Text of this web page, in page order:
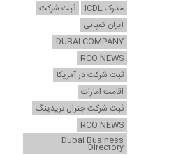
مدرک ICDL
ثبت شرکت
ایران کمپانی
DUBAI COMPANY
RCO NEWS
ثبت شرکت در آمریکا
اقامت امارات
ثبت شرکت جنرال تریدینگ
RCO NEWS
Dubai Business
Directory